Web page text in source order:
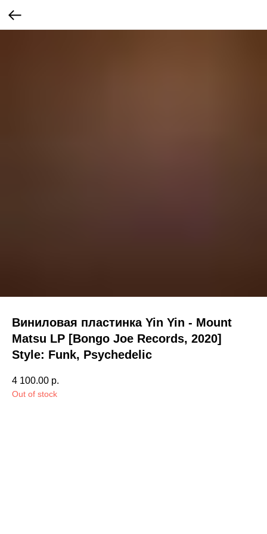
Виниловая пластинка Yin Yin - Mount
Matsu LP [Bongo Joe Records, 2020]
Style: Funk, Psychedelic
4 100.00 р.
Out of stock